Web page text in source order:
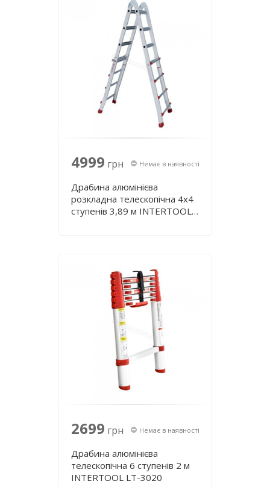
4999 грн Немає в наявності
Драбина алюмінієва
розкладна телескопічна 4х4
ступенів 3,89 м INTERTOOL
2699 грн Немає в наявності
Драбина алюмінієва
телескопічна 6 ступенів 2 м
INTERTOOL LT-3020